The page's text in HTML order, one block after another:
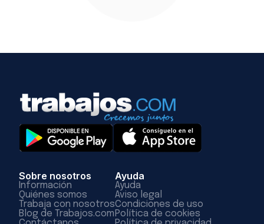
Sobre nosotros
Información
Quiénes somos
Trabaja con nosotros
Blog de Trabajos.com
Ayuda
Ayuda
Aviso legal
Condiciones de uso
Política de cookies